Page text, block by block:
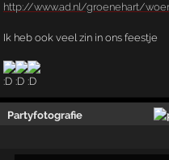
http://www.ad.nl/groenehart/
Ik heb ook veel zin in ons feestje
Partyfotografie